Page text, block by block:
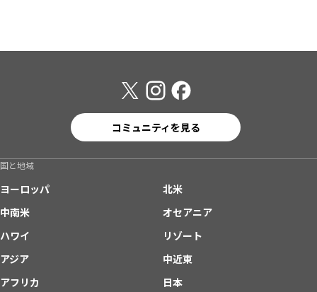
コミュニティを見る
国と地域
ヨーロッパ
北米
中南米
オセアニア
ハワイ
リゾート
アジア
中近東
アフリカ
日本